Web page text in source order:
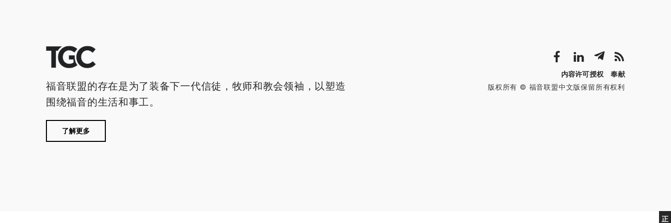
正
福音联盟的存在是为了装备下一代信徒，牧师和教会领袖，以塑造
围绕福音的生活和事工。
了解更多
内容许可授权
奉献
版权所有 © 福音联盟中文版保留所有权利